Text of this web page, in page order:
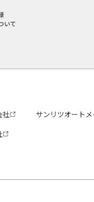
いて
社
サンリツオート